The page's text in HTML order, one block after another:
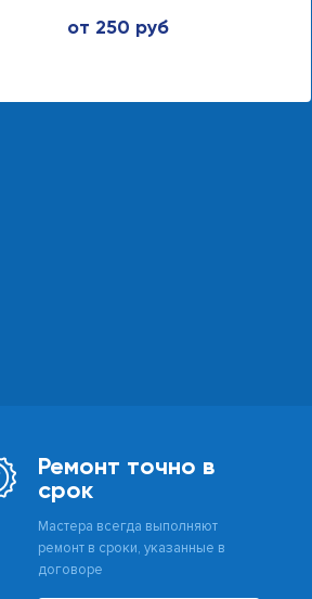
от 250 руб
Ремонт точно в
срок
Мастера всегда выполняют
ремонт в сроки, указанные в
договоре